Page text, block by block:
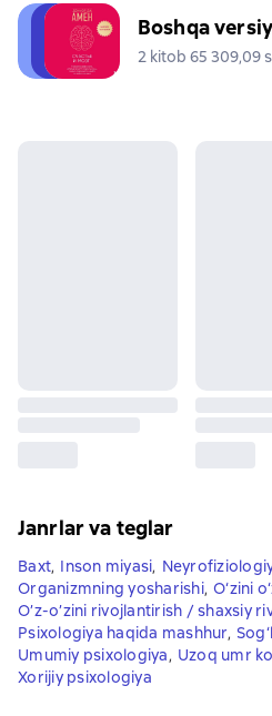
Boshqa
2 kitob 65 309,09
Janrlar va teglar
Baxt, Inson miyasi,
Organizmning yosharishi, O‘zini
O’z-o’zini rivojlantirish / shaxsiy
Psixologiya haqida mashhur,
Umumiy psixologiya, Uzoq umr
Xorijiy psixologiya